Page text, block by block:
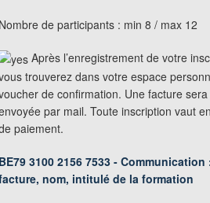
Nombre de participants : min 8 / max 12
Après l’enregistrement de votre
trouverez dans votre espace
de confirmation. Une facture
par mail. Toute inscription vaut
paiement.
BE79 3100 2156 7533 - Communication
nom, intitulé de la formation